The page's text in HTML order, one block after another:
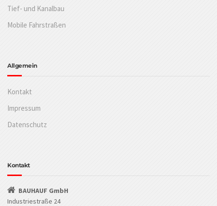
Tief- und Kanalbau
Mobile Fahrstraßen
Allgemein
Kontakt
Impressum
Datenschutz
Kontakt
BAUHAUF GmbH
Industriestraße 24